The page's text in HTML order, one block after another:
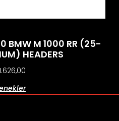
BMW M 1000 RR (25-
HEADERS